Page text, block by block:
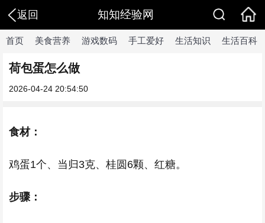
返回 知知经验网
首页 美食营养 游戏数码 手工爱好 生活知识 生活百科
荷包蛋怎么做
2026-04-24 20:54:50
食材：
鸡蛋1个、当归3克、桂圆6颗、红糖。
步骤：